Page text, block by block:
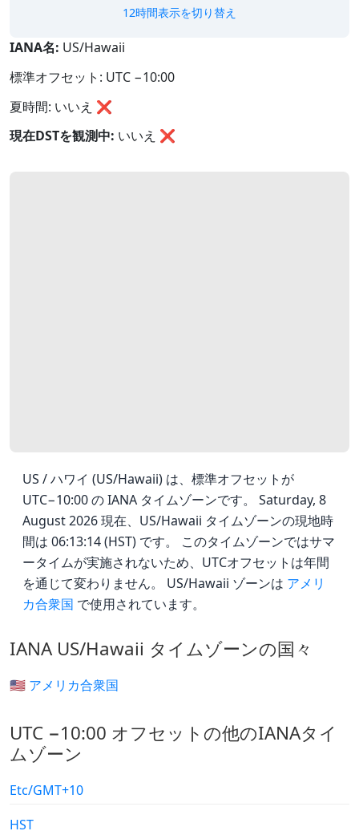
12時間表示を切り替え
IANA名: US/Hawaii
標準オフセット: UTC −10:00
夏時間: いいえ ❌
現在DSTを観測中: いいえ ❌
US / ハワイ (US/Hawaii) は、標準オフセットが
UTC−10:00 の IANA タイムゾーンです。 Saturday, 8
August 2026 現在、US/Hawaii タイムゾーンの現地時
間は 06:13:14 (HST) です。 このタイムゾーンではサマ
ータイムが実施されないため、UTCオフセットは年間
を通じて変わりません。 US/Hawaii ゾーンは アメリ
カ合衆国 で使用されています。
IANA US/Hawaii タイムゾーンの国々
🇺🇸 アメリカ合衆国
UTC −10:00 オフセットの他のIANAタイ
ムゾーン
Etc/GMT+10
HST